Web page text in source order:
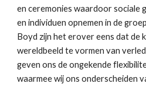
en ceremonies waardoor sociale
en individuen opnemen in de
Boyd zijn het erover eens dat de
wereldbeeld te vormen van
geven ons de ongekende
waarmee wij ons onderscheiden